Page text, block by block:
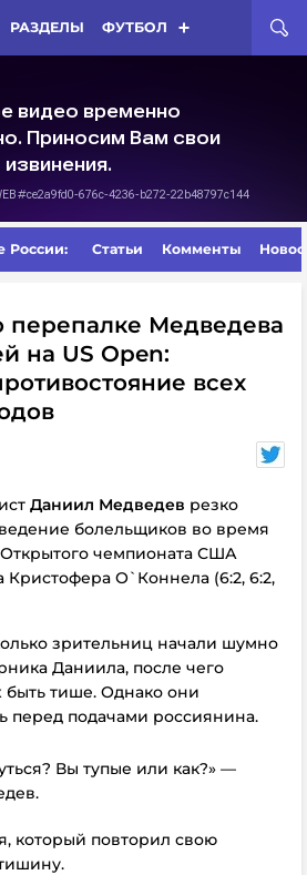
РАЗДЕЛЫ ФУТБОЛ
России: Статьи Комменты
перепалке Медведева
на US Open:
всех
Даниил Медведев резко
болельщиков во время
Открытого чемпионата США
Кристофера О`Коннела (6:2, 6:2,
зрительниц начали шумно
Даниила, после чего
быть тише. Однако они
перед подачами россиянина.
Вы тупые или как?» —
который повторил свою